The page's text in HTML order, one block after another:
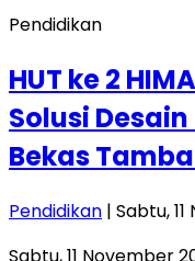
Pendidikan
HUT ke 2
Solusi
Bekas
Pendidikan | Sabtu,